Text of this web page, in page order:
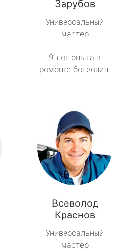
Зарубов
Универсальный
мастер
9 лет опыта в
ремонте бензопил.
Всеволод
Краснов
Универсальный
мастер